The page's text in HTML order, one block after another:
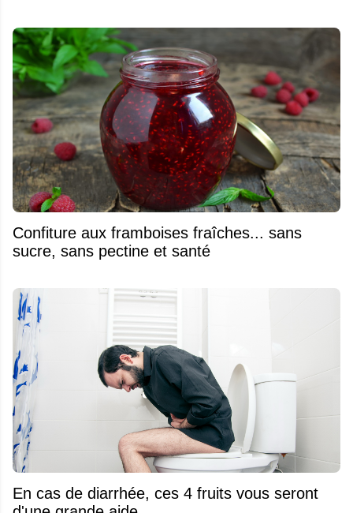
Confiture aux framboises fraîches... sans
sucre, sans pectine et santé
En cas de diarrhée, ces 4 fruits vous seront